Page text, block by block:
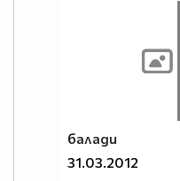
балади
31.03.2012